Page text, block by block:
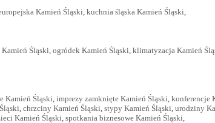
Kamień Śląski kuchnia śląska Kamień Śląski
Śląski ogródek Kamień Śląski klimatyzacja Kamień
Kamień Śląski imprezy zamknięte Kamień Śląski konferencje
chrzciny Kamień Śląski stypy Kamień Śląski urodziny
Kamień Śląski spotkania biznesowe Kamień Śląski